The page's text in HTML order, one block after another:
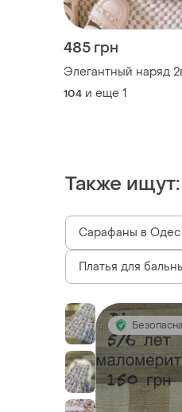
485 грн
Элегантный наряд
104 и еще 1
Также ищут:
Сарафаны в
Платья для